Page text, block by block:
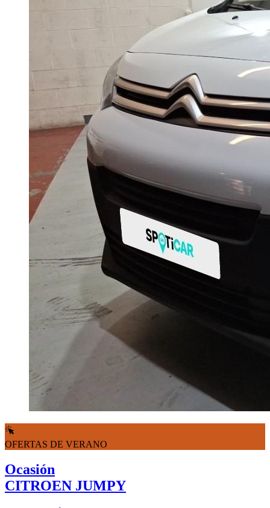
OFERTAS DE VERANO
Ocasión
CITROEN JUMPY